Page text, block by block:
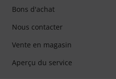
Bons d'achat
Nous contacter
Vente en magasin
Aperçu du service